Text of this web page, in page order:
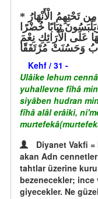
ثِيَابًا خُضْرًا
عَلَى الْأَرَائِكِ نِعْمَ
وَحَسُنَتْ مُرْتَفَقًا
Kehf / 31 -
Ulâike lehum
yuhallevne fîhâ
siyâben hudran
fîhâ alâl erâiki,
Diyanet Vakfi
akan Adn
tahtlar üzerine
bezenecekler; ince
giyecekler. Ne